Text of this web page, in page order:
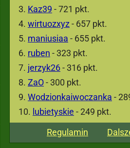
Kaz39 - 721 pkt.
wirtuozxyz - 657 pkt.
maniusiaa - 655 pkt.
ruben - 323 pkt.
jerzyk26- 316 pkt.
ZaO- 300 pkt.
Wodzionkaiwoczanka -
lubietyskie - 249 pkt.
Regulamin